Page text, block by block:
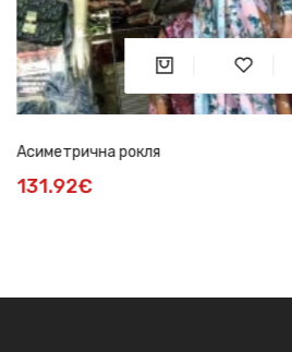
Асиметрична рокля
131.92€